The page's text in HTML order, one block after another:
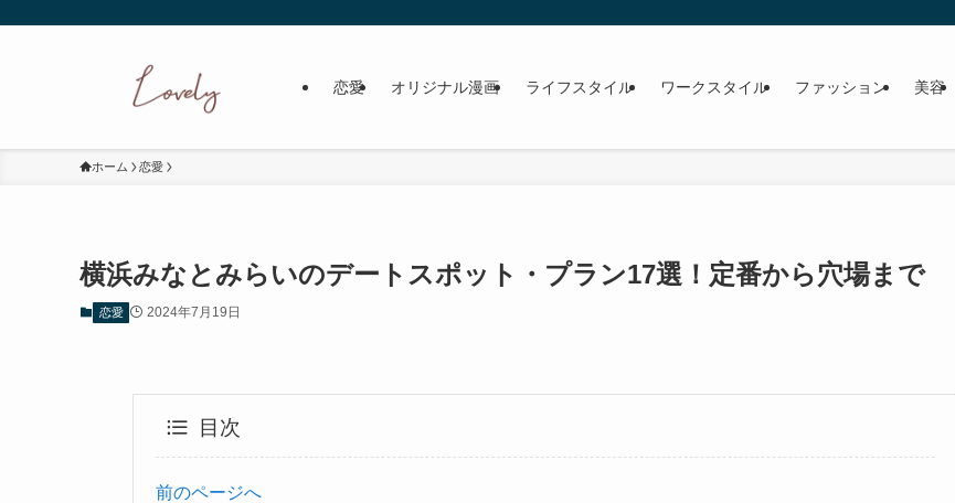
恋愛 オリジナル漫画 ライフスタイル ワークスタイル ファッション 美容
ホーム 恋愛
横浜みなとみらいのデートスポット・プラン17選！定番から穴場まで
恋愛 2024年7月19日
目次
前のページへ